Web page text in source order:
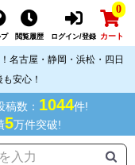
閲覧履歴 ログイン/登録
0
カート
名古屋・静岡・浜松・四日
安心！
稿数： 1044件!
5万件突破!